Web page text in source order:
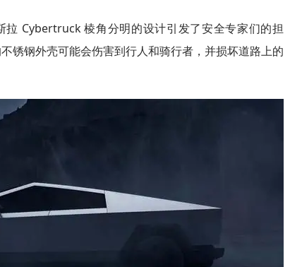
拉 Cybertruck 棱角分明的设计引发了安全专家们的担
锈钢外壳可能会伤害到行人和骑行者，并损坏道路上的